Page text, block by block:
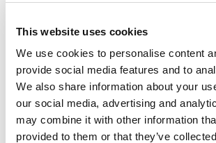
This website uses cookies
We use cookies to personalise content
provide social media features and to
We also share information about your
our social media, advertising and
may combine it with other information
provided to them or that they’ve
Controladores De Disparos MCP-4J